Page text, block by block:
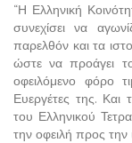
“Η Ελληνική
συνεχίσει να
παρελθόν και τα
ώστε να προάγει
οφειλόμενο φόρο
Ευεργέτες της.
του Ελληνικού
την οφειλή προς την